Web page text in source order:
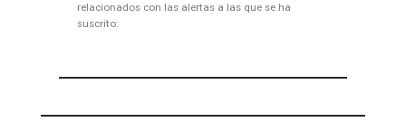
relacionados con las alertas a las que se ha
suscrito: